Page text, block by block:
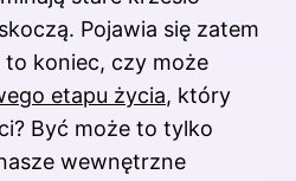
Pojawia się zatem
koniec, czy może
etapu życia, który
Być może to tylko
wewnętrzne